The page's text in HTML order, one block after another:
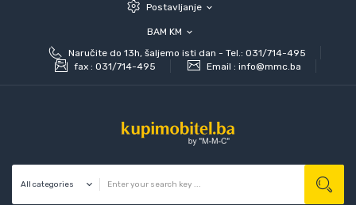
Postavljanje expand_more
BAM KM expand_more
Naručite do 13h, šaljemo isti dan - Tel.: 031/714-495
fax : 031/714-495 Email : info@mmc.ba